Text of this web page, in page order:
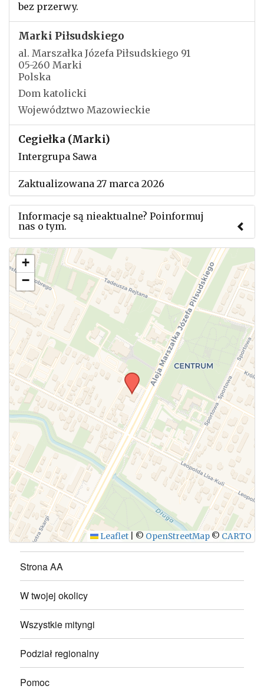
bez przerwy.
Marki Piłsudskiego
al. Marszałka Józefa Piłsudskiego 91
05-260 Marki
Polska
Dom katolicki
Województwo Mazowieckie
Cegiełka (Marki)
Intergrupa Sawa
Zaktualizowana 27 marca 2026
Informacje są nieaktualne? Poinformuj
nas o tym.
Użyj tego formularza aby przesłać informację o
zmianach w powyższym mityngu.
WYŚLIJ
+
−
Leaflet © OpenStreetMap © CARTO
Strona AA
W twojej okolicy
Wszystkie mityngi
Podział regionalny
Pomoc